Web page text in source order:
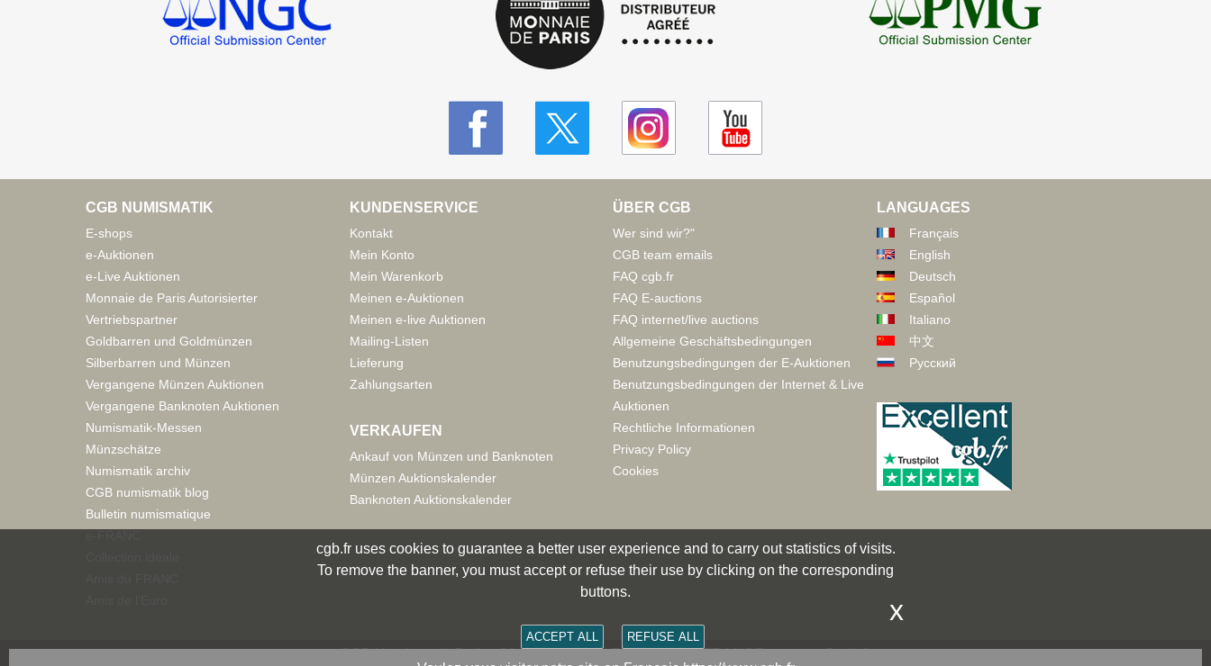
CGB NUMISMATIK
E-shops
e-Auktionen
e-Live Auktionen
Monnaie de Paris Autorisierter
Vertriebspartner
Goldbarren und Goldmünzen
Silberbarren und Münzen
Vergangene Münzen Auktionen
Vergangene Banknoten Auktionen
Numismatik-Messen
Münzschätze
Numismatik archiv
CGB numismatik blog
Bulletin numismatique
KUNDENSERVICE
Kontakt
Mein Konto
Mein Warenkorb
Meinen e-Auktionen
Meinen e-live Auktionen
Mailing-Listen
Lieferung
Zahlungsarten
VERKAUFEN
Ankauf von Münzen und Banknoten
Münzen Auktionskalender
Banknoten Auktionskalender
ÜBER CGB
Wer sind wir?"
CGB team emails
FAQ cgb.fr
FAQ E-auctions
FAQ internet/live auctions
Allgemeine Geschäftsbedingungen
Benutzungsbedingungen der E-Auktionen
Benutzungsbedingungen der Internet & Live
Auktionen
Rechtliche Informationen
Privacy Policy
Cookies
LANGUAGES
Français
English
Deutsch
Español
Italiano
中文
Русский
CGB Numismatik Paris - 36 rue Vivienne - 75002 PARIS FRANCE -contact@cgb.fr
cgb.fr uses cookies to guarantee a better user experience and to carry out statistics of visits.
To remove the banner, you must accept or refuse their use by clicking on the corresponding
buttons.
ACCEPT ALL REFUSE ALL
x